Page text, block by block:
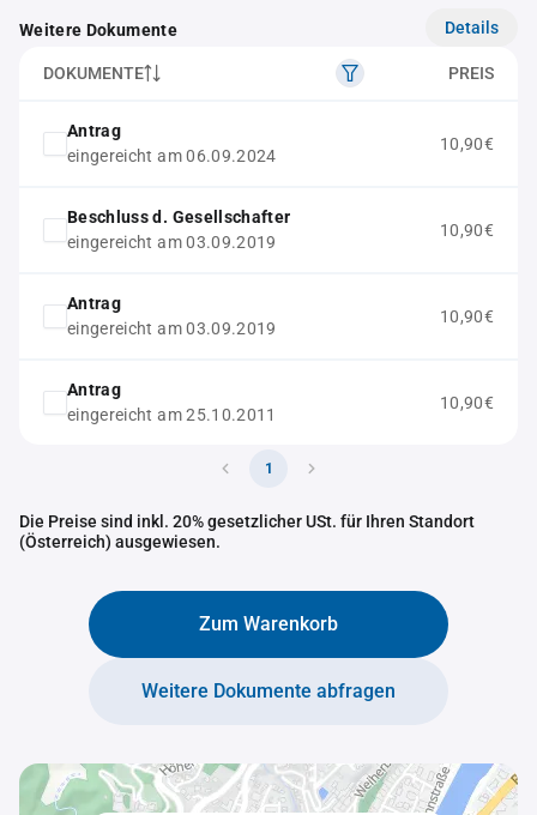
Weitere Dokumente Details
DOKUMENTE PREIS
Antrag
eingereicht am 06.09.2024
10,90€
Beschluss d. Gesellschafter
eingereicht am 03.09.2019
10,90€
Antrag
eingereicht am 03.09.2019
10,90€
Antrag
eingereicht am 25.10.2011
10,90€
1
Die Preise sind inkl. 20% gesetzlicher USt. für Ihren Standort
(Österreich) ausgewiesen.
Zum Warenkorb
Weitere Dokumente abfragen